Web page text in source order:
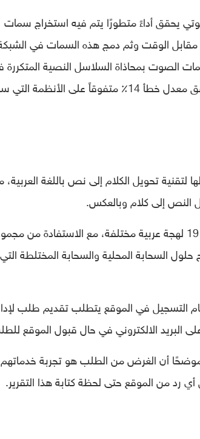
يحقق أداءً متطورًا يتم فيه استخراج سمات
مقابل الوقت وثم دمج هذه السمات في
الصوت بمحاذاة السلاسل النصية
النصوص المقابلة لها. والجدير بالذكر إن هذا النظام المقترح حقق معدل خطأ 14٪ متفوقاً على
كاليفورنيا، في عام 2020 حلولها لتقنية تحويل الكلام إلى نص باللغة
النص إلى كلام وبالعكس.
وتستعين الشركة بالذكاء الصنعي والتعلم الآلي في الكشف عن 19 لهجة عربية مختلفة، مع الاستفادة من
حلول السحابة المحلية والسحابة المختلطة التي
التسجيل في الموقع يتطلب تقديم طلب
البريد الالكتروني في حال قبول الموقع
موضحًا أن الغرض من الطلب هو تجربة
رد من الموقع حتى لحظة كتابة هذا التقرير.